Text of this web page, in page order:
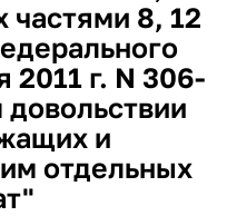
частями 8, 12
2011 г. N 306-
и
отдельных